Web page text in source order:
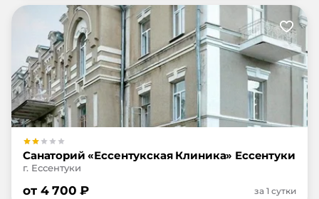
Санаторий «Ессентукская Клиника» Ессентуки
г. Ессентуки
от 4 700 ₽ за 1 сутки